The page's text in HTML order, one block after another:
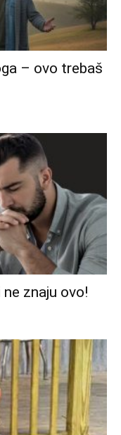
– ovo trebaš
znaju ovo!